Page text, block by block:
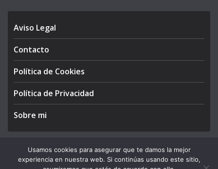
Aviso Legal
Contacto
Política de Cookies
Política de Privacidad
Sobre mi
Usamos cookies para asegurar que te damos la mejor
experiencia en nuestra web. Si continúas usando este sitio,